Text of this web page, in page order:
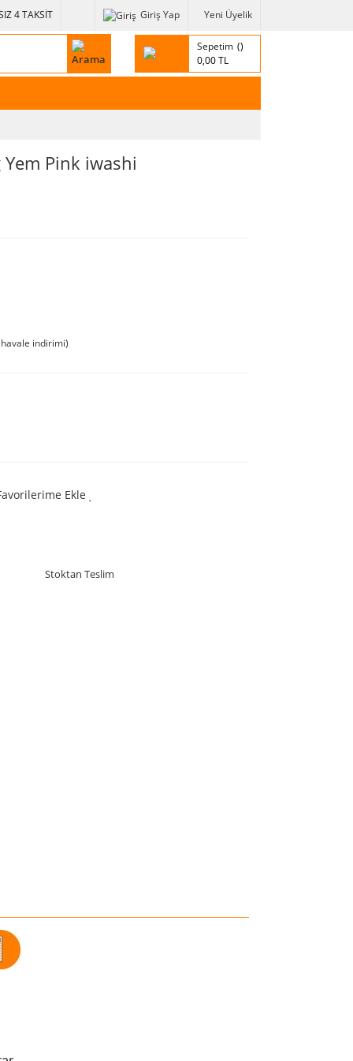
4 TAKSİT Giriş Yap Yeni Üyelik
Sepetim
0,00 TL
Pink iwashi
indirimi)
Ekle
Stoktan Teslim